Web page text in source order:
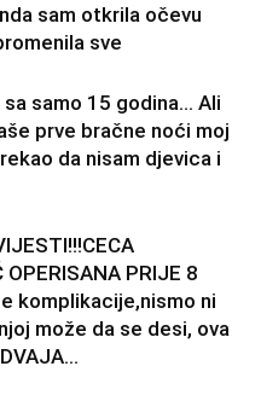
sam otkrila očevu
sve
sa samo 15 godina… Ali
prve bračne noći moj
da nisam djevica i
OPERISANA PRIJE 8
komplikacije,nismo ni
može da se desi, ova